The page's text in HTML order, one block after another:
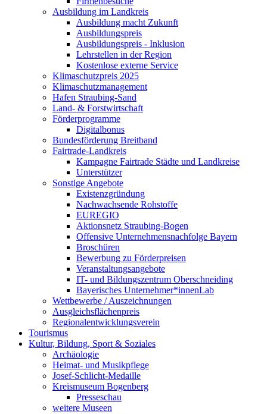
Ausbildung im Landkreis
Ausbildung macht Zukunft
Ausbildungspreis
Ausbildungspreis - Inklusion
Lehrstellen in der Region
Kostenlose externe Service
Klimaschutzpreis 2025
Klimaschutzmanagement
Hafen Straubing-Sand
Land- & Forstwirtschaft
Förderprogramme
Digitalbonus
Bundesförderung Breitband
Fairtrade-Landkreis
Kampagne Fairtrade Städte und Landkreise
Unterstützer
Sonstige Angebote
Existenzgründung
Nachwachsende Rohstoffe
EUREGIO
Aktionsnetz Straubing-Bogen
Offensive Unternehmensnachfolge Bayern
Broschüren
Bewerbung zu Förderpreisen
Veranstaltungsangebote
IT- und Bildungszentrum Oberschneiding
Bayerisches Unternehmer*innenLab
Wettbewerbe / Auszeichnungen
Ausgleichsflächenpreis
Regionalentwicklungsverein
Tourismus
Kultur, Bildung, Sport & Soziales
Archäologie
Heimat- und Musikpflege
Josef-Schlicht-Medaille
Kreismuseum Bogenberg
Presseschau
weitere Museen